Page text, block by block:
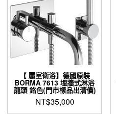
【 麗室衛浴】德國原裝
BORMA 7613 埋牆式淋浴
龍頭 鉻色(門市樣品出清價)
NT$35,000